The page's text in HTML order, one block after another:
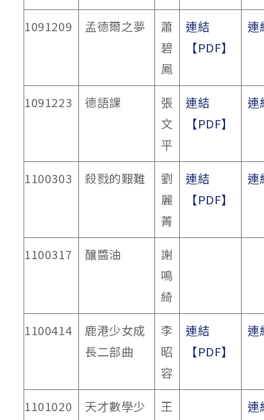
1091209 孟德爾之夢
蕭
碧
鳳
連結
【PDF】
連
1091223 德語課
張
文
平
連結
【PDF】
連
1100303 殺戮的艱難
劉
麗
菁
連結
【PDF】
連
1100317 釀醬油
謝
鳴
綺
1100414
鹿港少女成
長二部曲
李
昭
容
連結
【PDF】
連
1101020
天才數學少
王
連